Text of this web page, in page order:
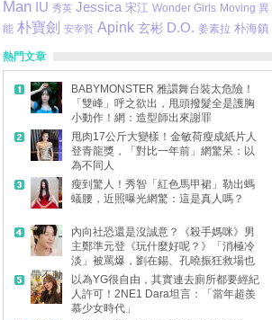
Man IU 秀英 Jessica 宋江 Wonder Girls Moving 異
能 朴寶劍 安宰賢 Apink 玄彬 D.O. 姜素拉 朴海鎮
熱門文章
BABYMONSTER 雅譞舞台裝太危險！
「雙峰」呼之欲出，甩頭撥髮全是護胸
小動作！網：造型師出來謝罪
甩肉17公斤大變樣！金敏荷瘦成紙片人
登青龍獎，「對比一年前」網驚呆：以
為不同人
瘦到驚人！秀智「紅色馬甲裙」勒出螞
蟻腰，近照曝光網驚：這是真人嗎？
內向社恐還是沒誠意？《殺手媽咪》男
主鄭準元登《玩什麼好呢？》「消極冷
淡」被罵爆，劉在錫、孔曉振狂救場也
帶不動
以為YG很自由，其實連去廁所都要經紀
人許可！2NE1 Dara坦言：「當年超羨
慕少女時代」